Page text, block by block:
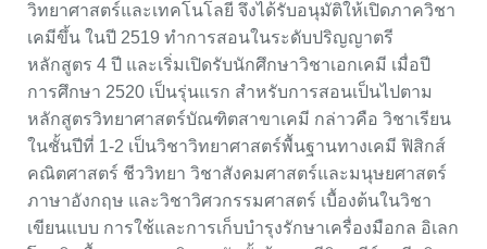
วิทยาศาสตร์และเทคโนโลยี จึงได้รับอนุมัติให้เปิดภาควิชา
เคมีขึ้น ในปี 2519 ทำการสอนในระดับปริญญาตรี
หลักสูตร 4 ปี และเริ่มเปิดรับนักศึกษาวิชาเอกเคมี เมื่อปี
การศึกษา 2520 เป็นรุ่นแรก สำหรับการสอนเป็นไปตาม
หลักสูตรวิทยาศาสตร์บัณฑิตสาขาเคมี กล่าวคือ วิชาเรียน
ในชั้นปีที่ 1-2 เป็นวิชาวิทยาศาสตร์พื้นฐานทางเคมี ฟิสิกส์
คณิตศาสตร์ ชีววิทยา วิชาสังคมศาสตร์และมนุษยศาสตร์
ภาษาอังกฤษ และวิชาวิศวกรรมศาสตร์ เบื้องต้นในวิชา
เขียนแบบ การใช้และการเก็บบำรุงรักษาเครื่องมือกล อิเลก